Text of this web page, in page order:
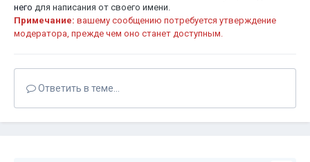
него для написания от своего имени.
Примечание: вашему сообщению потребуется утверждение
модератора, прежде чем оно станет доступным.
Ответить в теме...